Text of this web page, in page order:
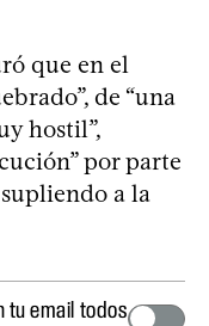
que en el
de “una
hostil”,
por parte
a la
tu email todos